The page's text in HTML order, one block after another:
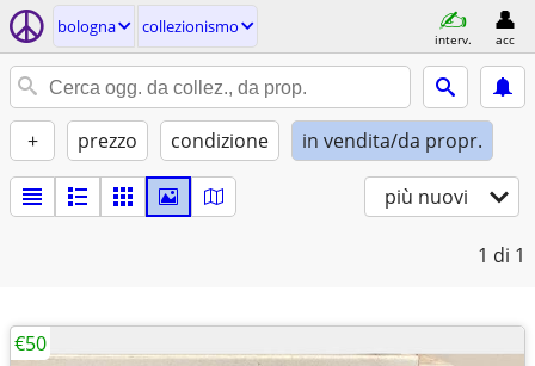
bologna collezionismo
interv. acc
+ prezzo condizione in vendita/da propr.
più nuovi
1 di 1
€50